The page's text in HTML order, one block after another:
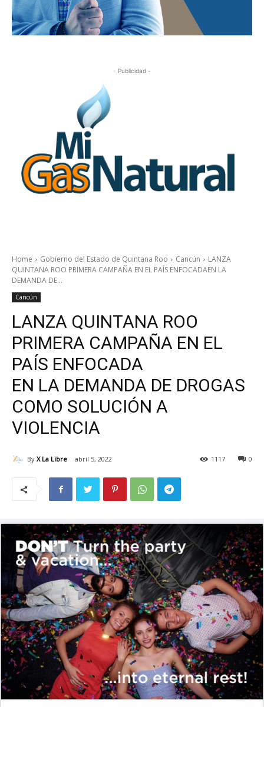
- Publicidad -